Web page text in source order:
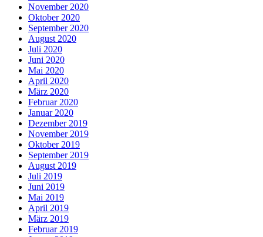
November 2020
Oktober 2020
September 2020
August 2020
Juli 2020
Juni 2020
Mai 2020
April 2020
März 2020
Februar 2020
Januar 2020
Dezember 2019
November 2019
Oktober 2019
September 2019
August 2019
Juli 2019
Juni 2019
Mai 2019
April 2019
März 2019
Februar 2019